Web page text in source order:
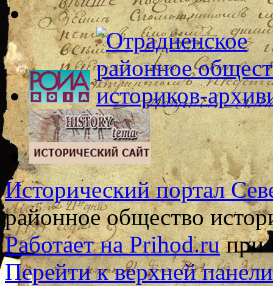
Исторический портал
районное общество
Работает на Prihod.ruпри
Перейти к верхней панели